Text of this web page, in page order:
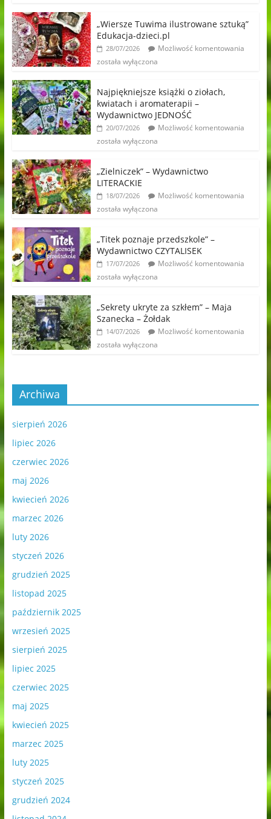
„Wiersze Tuwima ilustrowane sztuką”
Edukacja-dzieci.pl
28/07/2026
Możliwość komentowania
została wyłączona
Najpiękniejsze książki o ziołach,
kwiatach i aromaterapii –
Wydawnictwo JEDNOŚĆ
20/07/2026
Możliwość komentowania
została wyłączona
„Zielniczek” – Wydawnictwo
LITERACKIE
18/07/2026
Możliwość komentowania
została wyłączona
„Titek poznaje przedszkole” –
Wydawnictwo CZYTALISEK
17/07/2026
Możliwość komentowania
została wyłączona
„Sekrety ukryte za szkłem” – Maja
Szanecka – Żołdak
14/07/2026
Możliwość komentowania
została wyłączona
Archiwa
sierpień 2026
lipiec 2026
czerwiec 2026
maj 2026
kwiecień 2026
marzec 2026
luty 2026
styczeń 2026
grudzień 2025
listopad 2025
październik 2025
wrzesień 2025
sierpień 2025
lipiec 2025
czerwiec 2025
maj 2025
kwiecień 2025
marzec 2025
luty 2025
styczeń 2025
grudzień 2024